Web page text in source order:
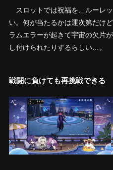
スロットでは祝福を、ルーレ
い。何が当たるかは運次第だけ
ラムエラーが起きて宇宙の欠片
し付けられたりするらしい…。
戦闘に負けても再挑戦できる